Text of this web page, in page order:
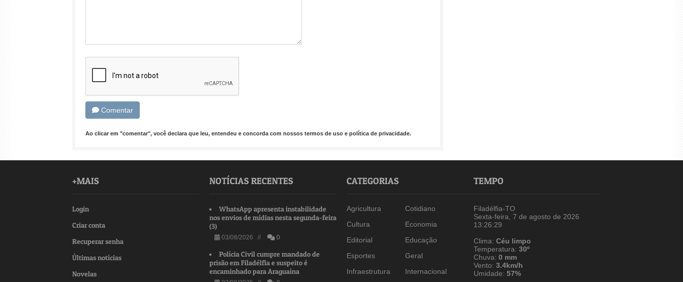
Comentar
Ao clicar em "comentar", você declara que leu, entendeu e concorda com nossos termos de uso e política de privacidade.
+MAIS
Login
Criar conta
Recuperar senha
Últimas notícias
Novelas
NOTÍCIAS RECENTES
WhatsApp apresenta instabilidade
nos envios de mídias nesta segunda-feira
(3)
03/08/2026 // 0
Polícia Civil cumpre mandado de
prisão em Filadélfia e suspeito é
encaminhado para Araguaína
CATEGORIAS
Agricultura
Cotidiano
Cultura
Economia
Editorial
Educação
Esportes
Geral
Infraestrutura
Internacional
TEMPO
Filadélfia-TO
Sexta-feira, 7 de agosto de 2026
13:26:29
Clima: Céu limpo
Temperatura: 30º
Chuva: 0 mm
Vento: 3.4km/h
Umidade: 57%